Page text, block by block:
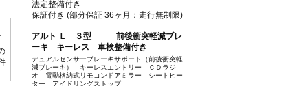
します♪
法定整備付き
保証付き (部分保証 36ヶ月：走行無制限)
アルト Ｌ ３型 前後衝突軽減ブレ
ーキ キーレス 車検整備付き
デュアルセンサーブレーキサポート（前後衝突軽
減ブレーキ） キーレスエントリー ＣＤラジ
オ 電動格納式リモコンドアミラー シートヒー
ター アイドリングストップ